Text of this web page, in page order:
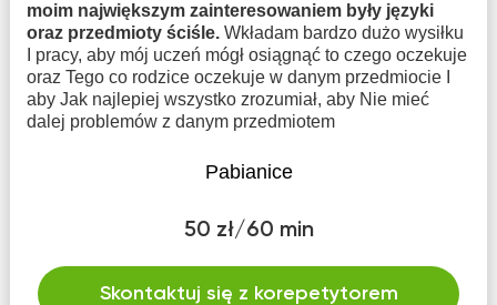
moim największym zainteresowaniem były języki
oraz przedmioty ściśle. Wkładam bardzo dużo wysiłku
I pracy, aby mój uczeń mógł osiągnąć to czego oczekuje
oraz Tego co rodzice oczekuje w danym przedmiocie I
aby Jak najlepiej wszystko zrozumiał, aby Nie mieć
dalej problemów z danym przedmiotem
Pabianice
50 zł/60 min
Skontaktuj się z korepetytorem